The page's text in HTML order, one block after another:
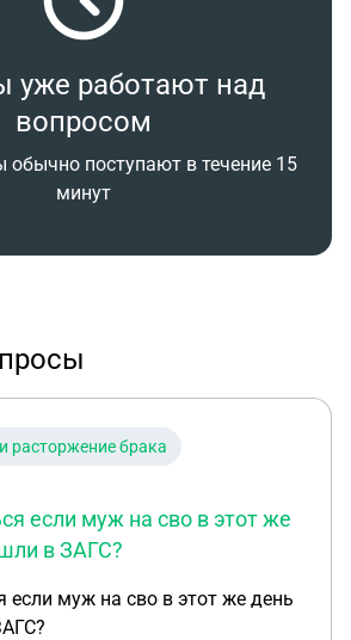
уже работают над
вопросом
обычно поступают в течение 15
минут
расторжение брака
если муж на сво в этот же
в ЗАГС?
если муж на сво в этот же день